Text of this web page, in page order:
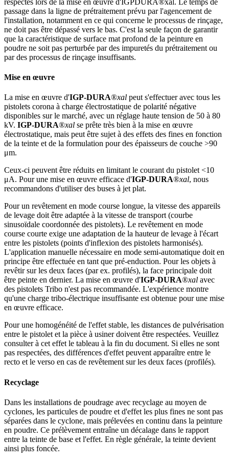
respectés lors de la mise en œuvre d'IGPDURA®xal. Le temps de
passage dans la ligne de prétraitement prévu par l'agencement de
l'installation, notamment en ce qui concerne le processus de rinçage,
ne doit pas être dépassé vers le bas. C'est la seule façon de garantir
que la caractéristique de surface mat profond de la peinture en
poudre ne soit pas perturbée par des impuretés du prétraitement ou
par des processus de rinçage insuffisants.
Mise en œuvre
La mise en œuvre d'IGP-DURA®xal peut s'effectuer avec tous les
pistolets corona à charge électrostatique de polarité négative
disponibles sur le marché, avec un réglage haute tension de 50 à 80
kV. IGP-DURA®xal se prête très bien à la mise en œuvre
électrostatique, mais peut être sujet à des effets des fines en fonction
de la teinte et de la formulation pour des épaisseurs de couche >90
μm.
Ceux-ci peuvent être réduits en limitant le courant du pistolet <10
μA. Pour une mise en œuvre efficace d'IGP-DURA®xal, nous
recommandons d'utiliser des buses à jet plat.
Pour un revêtement en mode course longue, la vitesse des appareils
de levage doit être adaptée à la vitesse de transport (courbe
sinusoïdale coordonnée des pistolets). Le revêtement en mode
course courte exige une adaptation de la hauteur de levage à l'écart
entre les pistolets (points d'inflexion des pistolets harmonisés).
L'application manuelle nécessaire en mode semi-automatique doit en
principe être effectuée en tant que pré-enduction. Pour les objets à
revêtir sur les deux faces (par ex. profilés), la face principale doit
être peinte en dernier. La mise en œuvre d'IGP-DURA®xal avec
des pistolets Tribo n'est pas recommandée. L'expérience montre
qu'une charge tribo-électrique insuffisante est obtenue pour une mise
en œuvre efficace.
Pour une homogénéité de l'effet stable, les distances de pulvérisation
entre le pistolet et la pièce à usiner doivent être respectées. Veuillez
consulter à cet effet le tableau à la fin du document. Si elles ne sont
pas respectées, des différences d'effet peuvent apparaître entre le
recto et le verso en cas de revêtement sur les deux faces (profilés).
Recyclage
Dans les installations de poudrage avec recyclage au moyen de
cyclones, les particules de poudre et d'effet les plus fines ne sont pas
séparées dans le cyclone, mais prélevées en continu dans la peinture
en poudre. Ce prélèvement entraîne un décalage dans le rapport
entre la teinte de base et l'effet. En règle générale, la teinte devient
ainsi plus foncée.